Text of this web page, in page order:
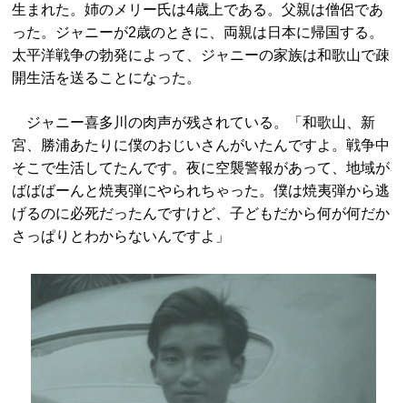
生まれた。姉のメリー氏は4歳上である。父親は僧侶であ
った。ジャニーが2歳のときに、両親は日本に帰国する。
太平洋戦争の勃発によって、ジャニーの家族は和歌山で疎
開生活を送ることになった。
ジャニー喜多川の肉声が残されている。「和歌山、新
宮、勝浦あたりに僕のおじいさんがいたんですよ。戦争中
そこで生活してたんです。夜に空襲警報があって、地域が
ばばばーんと焼夷弾にやられちゃった。僕は焼夷弾から逃
げるのに必死だったんですけど、子どもだから何が何だか
さっぱりとわからないんですよ」